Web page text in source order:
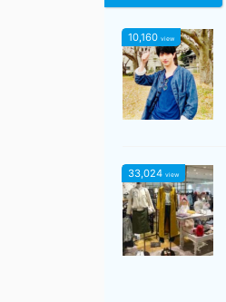
10,160 view
33,024 view